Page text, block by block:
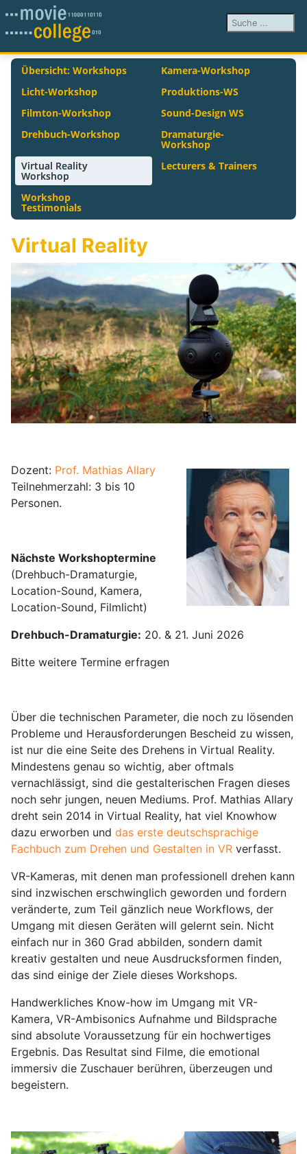
Suchen ...
Übersicht: Workshops
Kamera-Workshop
Licht-Workshop
Produktions-WS
Filmton-Workshop
Sound-Design WS
Drehbuch-Workshop
Dramaturgie-
Workshop
Virtual Reality
Workshop
Lecturers & Trainers
Workshop
Testimonials
Virtual Reality
Dozent: Prof. Mathias Allary
Teilnehmerzahl: 3 bis 10
Personen.
Nächste Workshoptermine
(Drehbuch-Dramaturgie,
Location-Sound, Kamera,
Location-Sound, Filmlicht)
Drehbuch-Dramaturgie: 20. & 21. Juni 2026
Bitte weitere Termine erfragen
Über die technischen Parameter, die noch zu lösenden
Probleme und Herausforderungen Bescheid zu wissen,
ist nur die eine Seite des Drehens in Virtual Reality.
Mindestens genau so wichtig, aber oftmals
vernachlässigt, sind die gestalterischen Fragen dieses
noch sehr jungen, neuen Mediums. Prof. Mathias Allary
dreht sein 2014 in Virtual Reality, hat viel Knowhow
dazu erworben und das erste deutschsprachige
Fachbuch zum Drehen und Gestalten in VR verfasst.
VR-Kameras, mit denen man professionell drehen kann
sind inzwischen erschwinglich geworden und fordern
veränderte, zum Teil gänzlich neue Workflows, der
Umgang mit diesen Geräten will gelernt sein. Nicht
einfach nur in 360 Grad abbilden, sondern damit
kreativ gestalten und neue Ausdrucksformen finden,
das sind einige der Ziele dieses Workshops.
Handwerkliches Know-how im Umgang mit VR-
Kamera, VR-Ambisonics Aufnahme und Bildsprache
sind absolute Voraussetzung für ein hochwertiges
Ergebnis. Das Resultat sind Filme, die emotional
immersiv die Zuschauer berühren, überzeugen und
begeistern.